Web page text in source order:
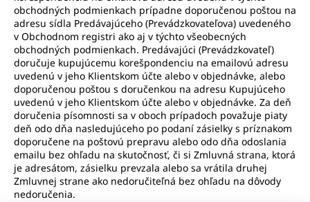
obchodných podmienkach prípadne doporučenou poštou na
adresu sídla Predávajúceho (Prevádzkovateľova) uvedeného
v Obchodnom registri ako aj v týchto všeobecných
obchodných podmienkach. Predávajúci (Prevádzkovateľ)
doručuje kupujúcemu korešpondenciu na emailovú adresu
uvedenú v jeho Klientskom účte alebo v objednávke, alebo
doporučenou poštou s doručenkou na adresu Kupujúceho
uvedenú v jeho Klientskom účte alebo v objednávke. Za deň
doručenia písomnosti sa v oboch prípadoch považuje piaty
deň odo dňa nasledujúceho po podaní zásielky s príznakom
doporučene na poštovú prepravu alebo odo dňa odoslania
emailu bez ohľadu na skutočnosť, či si Zmluvná strana, ktorá
je adresátom, zásielku prevzala alebo sa vrátila druhej
Zmluvnej strane ako nedoručiteľná bez ohľadu na dôvody
nedoručenia.